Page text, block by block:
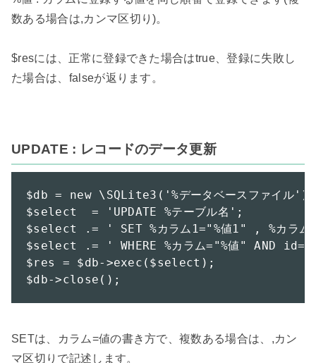
数ある場合は,カンマ区切り)。
$resには、正常に登録できた場合はtrue、登録に失敗し
た場合は、falseが返ります。
UPDATE : レコードのデータ更新
$db = new \SQLite3('%データベースファイル');
$select  = 'UPDATE %テーブル名';
$select .= ' SET %カラム1="%値1" , %カラ
$select .= ' WHERE %カラム="%値" AND
$res = $db->exec($select);
$db->close();
SETは、カラム=値の書き方で、複数ある場合は、,カン
マ区切りで記述します。